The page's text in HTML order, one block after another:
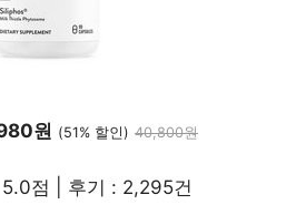
원 (51% 할인) 40,800원
점 | 후기 : 2,295건